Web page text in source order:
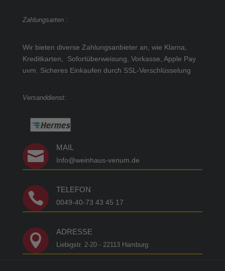
Zahlungsarten :
Wir bieten diverse Zahlungsanbieter an, wie Klarna,
Kreditkarten, Sofortüberweisung, Vorkasse, Apple Pay
uvm. Sicheres Einkaufen durch SSL-Verschlüsselung
Versanddienst:

MAIL
Info@weinhaus-venum.de

TELEFON
0049-40-73 43 45 17

ADRESSE
Liebigstr. 2-20 - 22113 Hamburg